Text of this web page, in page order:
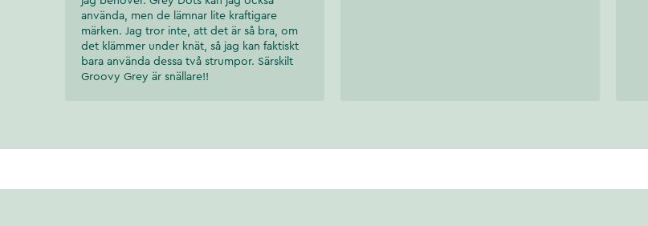
använda, men de lämnar lite kraftigare
märken. Jag tror inte, att det är så bra, om
det klämmer under knät, så jag kan faktiskt
bara använda dessa två strumpor. Särskilt
Groovy Grey är snällare!!